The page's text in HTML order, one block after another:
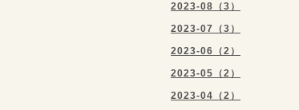
2023-08（3）
2023-07（3）
2023-06（2）
2023-05（2）
2023-04（2）